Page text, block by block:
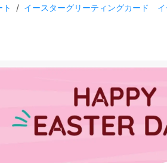
/ イースターグリーティングカード